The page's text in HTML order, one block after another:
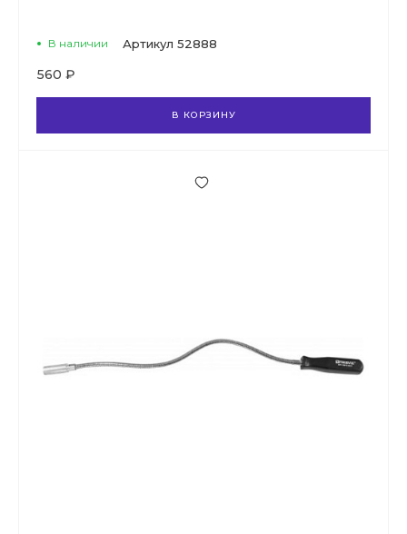
В наличии Артикул 52888
560 ₽
В КОРЗИНУ